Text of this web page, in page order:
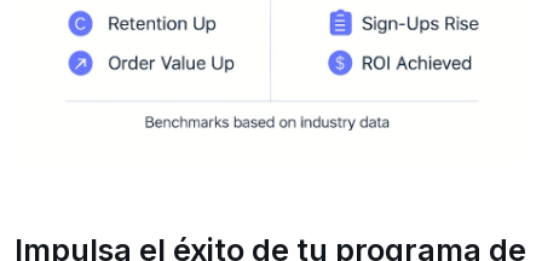
Impulsa el éxito de tu programa de